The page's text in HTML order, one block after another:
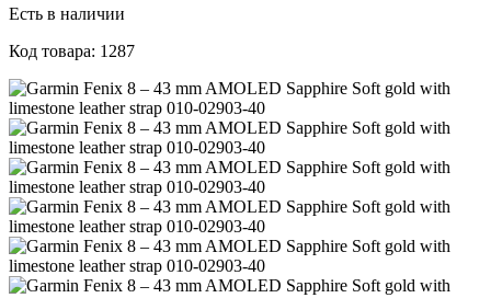
Есть в наличии
Код товара: 1287